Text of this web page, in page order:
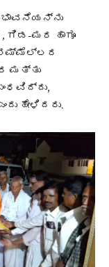
ಗಿಡ-ಮರ ಹಾಗೂ
ನಮ್ಮೆಲ್ಲರ
ಮತ್ತು
ಹೇಳಿದರು.